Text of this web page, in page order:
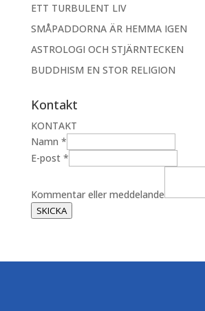
ETT TURBULENT LIV
SMÅPADDORNA ÄR HEMMA IGEN
ASTROLOGI OCH STJÄRNTECKEN
BUDDHISM EN STOR RELIGION
Kontakt
KONTAKT
N
a
n
K
o
Namn *
E-post *
Kommentar eller meddelande
SKICKA